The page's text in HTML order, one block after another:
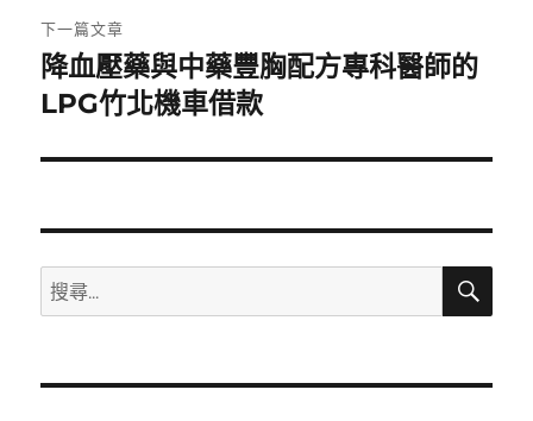
章:
下一篇文章
下
一
文
降血壓藥與中藥豐胸配方專科醫師的
LPG竹北機車借款
搜
尋
鍵
搜